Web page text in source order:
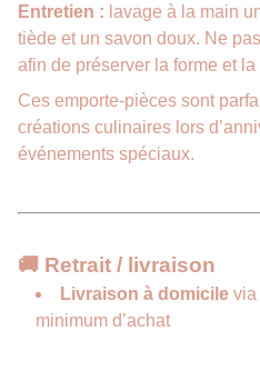
Entretien : lavage à la main
tiède et un savon doux. Ne
afin de préserver la forme et
Ces emporte-pièces sont
créations culinaires lors
événements spéciaux.
🚚 Retrait / livraison
Livraison à domicile via
minimum d’achat